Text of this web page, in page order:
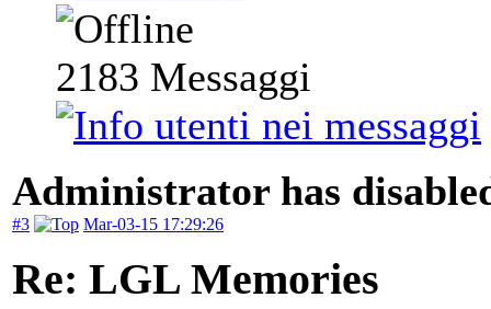
2183 Messaggi
Administrator has
#3 Mar-03-15 17:29:26
Re: LGL Memories